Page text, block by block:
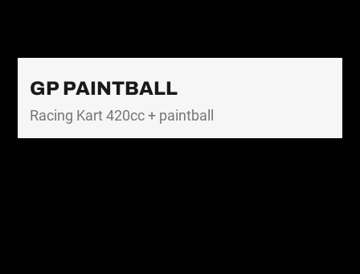
GP PAINTBALL
Racing Kart 420cc + paintball